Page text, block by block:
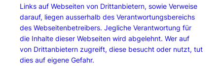
Links auf Webseiten von Drittanbietern, sowie Verweise
darauf, liegen ausserhalb des Verantwortungsbereichs
des Webseitenbetreibers. Jegliche Verantwortung für
die Inhalte dieser Webseiten wird abgelehnt. Wer auf
von Drittanbietern zugreift, diese besucht oder nutzt, tut
dies auf eigene Gefahr.